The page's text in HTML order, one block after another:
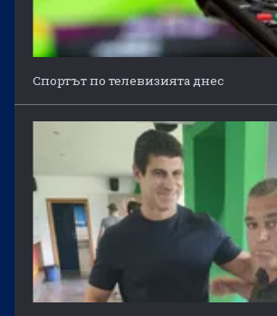
Спортът по телевизията днес